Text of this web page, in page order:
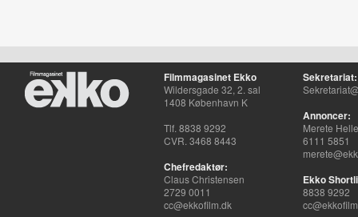
Filmmagasinet Ekko
Wildersgade 32, 2. sal
1408 København K
Tlf. 8838 9292
CVR. 3468 8443
Chefredaktør:
Claus Christensen
2729 0011
cc@ekkofilm.dk
Sekretariat:
Annoncer:
Merete
6111 5851
Ekko
8838 9292